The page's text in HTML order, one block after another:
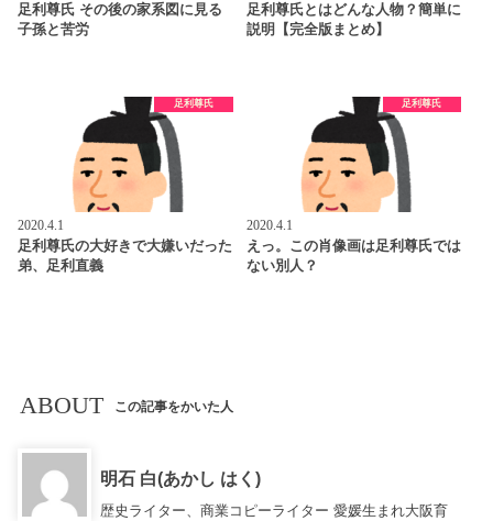
足利尊氏 その後の家系図に見る
子孫と苦労
足利尊氏とはどんな人物？簡単に
説明【完全版まとめ】
足利尊氏
2020.4.1
足利尊氏の大好きで大嫌いだった
弟、足利直義
足利尊氏
2020.4.1
えっ。この肖像画は足利尊氏では
ない別人？
ABOUT この記事をかいた人
明石 白(あかし はく)
歴史ライター、商業コピーライター 愛媛生まれ大阪育